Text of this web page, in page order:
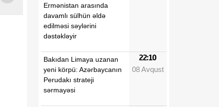
Ermənistan arasında
davamlı sülhün əldə
edilməsi səylərini
dəstəkləyir
Bakıdan Limaya uzanan
yeni körpü: Azərbaycanın
Perudakı strateji
sərmayəsi
22:10
08 Avqust